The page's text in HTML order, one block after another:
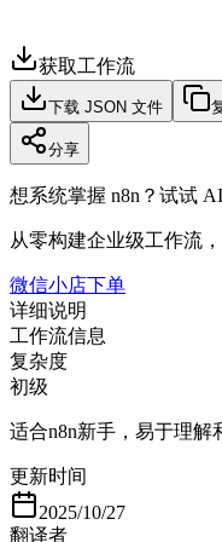
获取工作流
下载 JSON 文件
分享
想系统掌握 n8n？试试
从零构建企业级工作流
微信小店下单
详细说明
工作流信息
复杂度
初级
适合n8n新手，易于理解
更新时间
2025/10/27
翻译者